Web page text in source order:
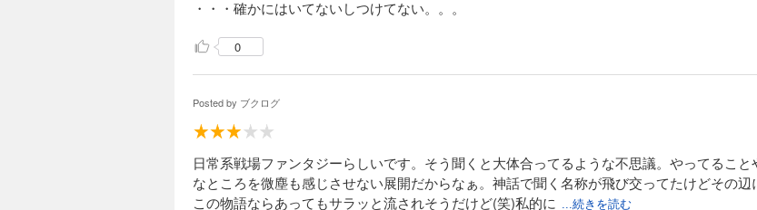
・・・確かにはいてないしつけてない。。。
0
Posted by ブクログ
日常系戦場ファンタジーらしいです。そう聞くと大体合ってるような不思議。やってるこ
なところを微塵も感じさせない展開だからなぁ。神話で聞く名称が飛び交ってたけどその
この物語ならあってもサラッと流されそうだけど(笑)私的に ...続きを読む